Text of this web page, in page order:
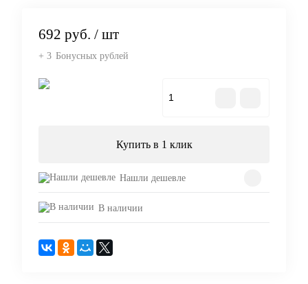
692 руб. / шт
+ 3 Бонусных рублей
Купить в 1 клик
Нашли дешевле
В наличии